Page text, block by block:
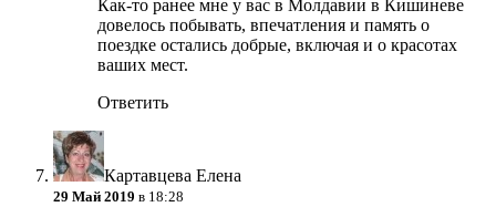
Как-то ранее мне у вас в Молдавии в Кишиневе
довелось побывать, впечатления и память о
поездке остались добрые, включая и о красотах
ваших мест.
Ответить
Картавцева Елена
29 Май 2019 в 18:28